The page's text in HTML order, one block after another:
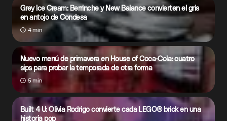
Grey Ice Cream: Berrinche y New Balance convierten el gris
en antojo de Condesa
4 min
Nuevo menú de primavera en House of Coca-Cola: cuatro
sips para probar la temporada de otra forma
5 min
Built 4 U: Olivia Rodrigo convierte cada LEGO® brick en una
historia pop